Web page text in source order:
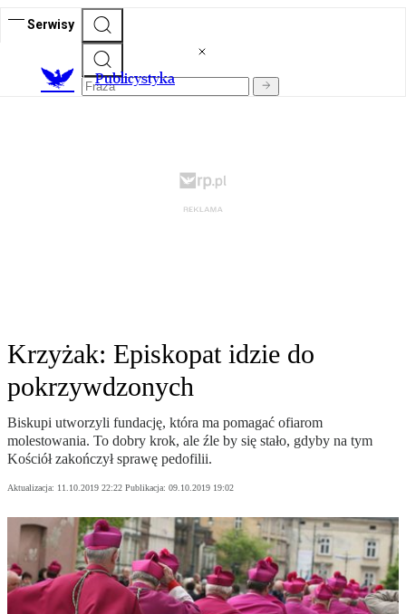
Serwisy
Publicystyka
Krzyżak: Episkopat idzie do
pokrzywdzonych
Biskupi utworzyli fundację, która ma pomagać ofiarom
molestowania. To dobry krok, ale źle by się stało, gdyby na tym
Kościół zakończył sprawę pedofilii.
Aktualizacja: 11.10.2019 22:22 Publikacja: 09.10.2019 19:02